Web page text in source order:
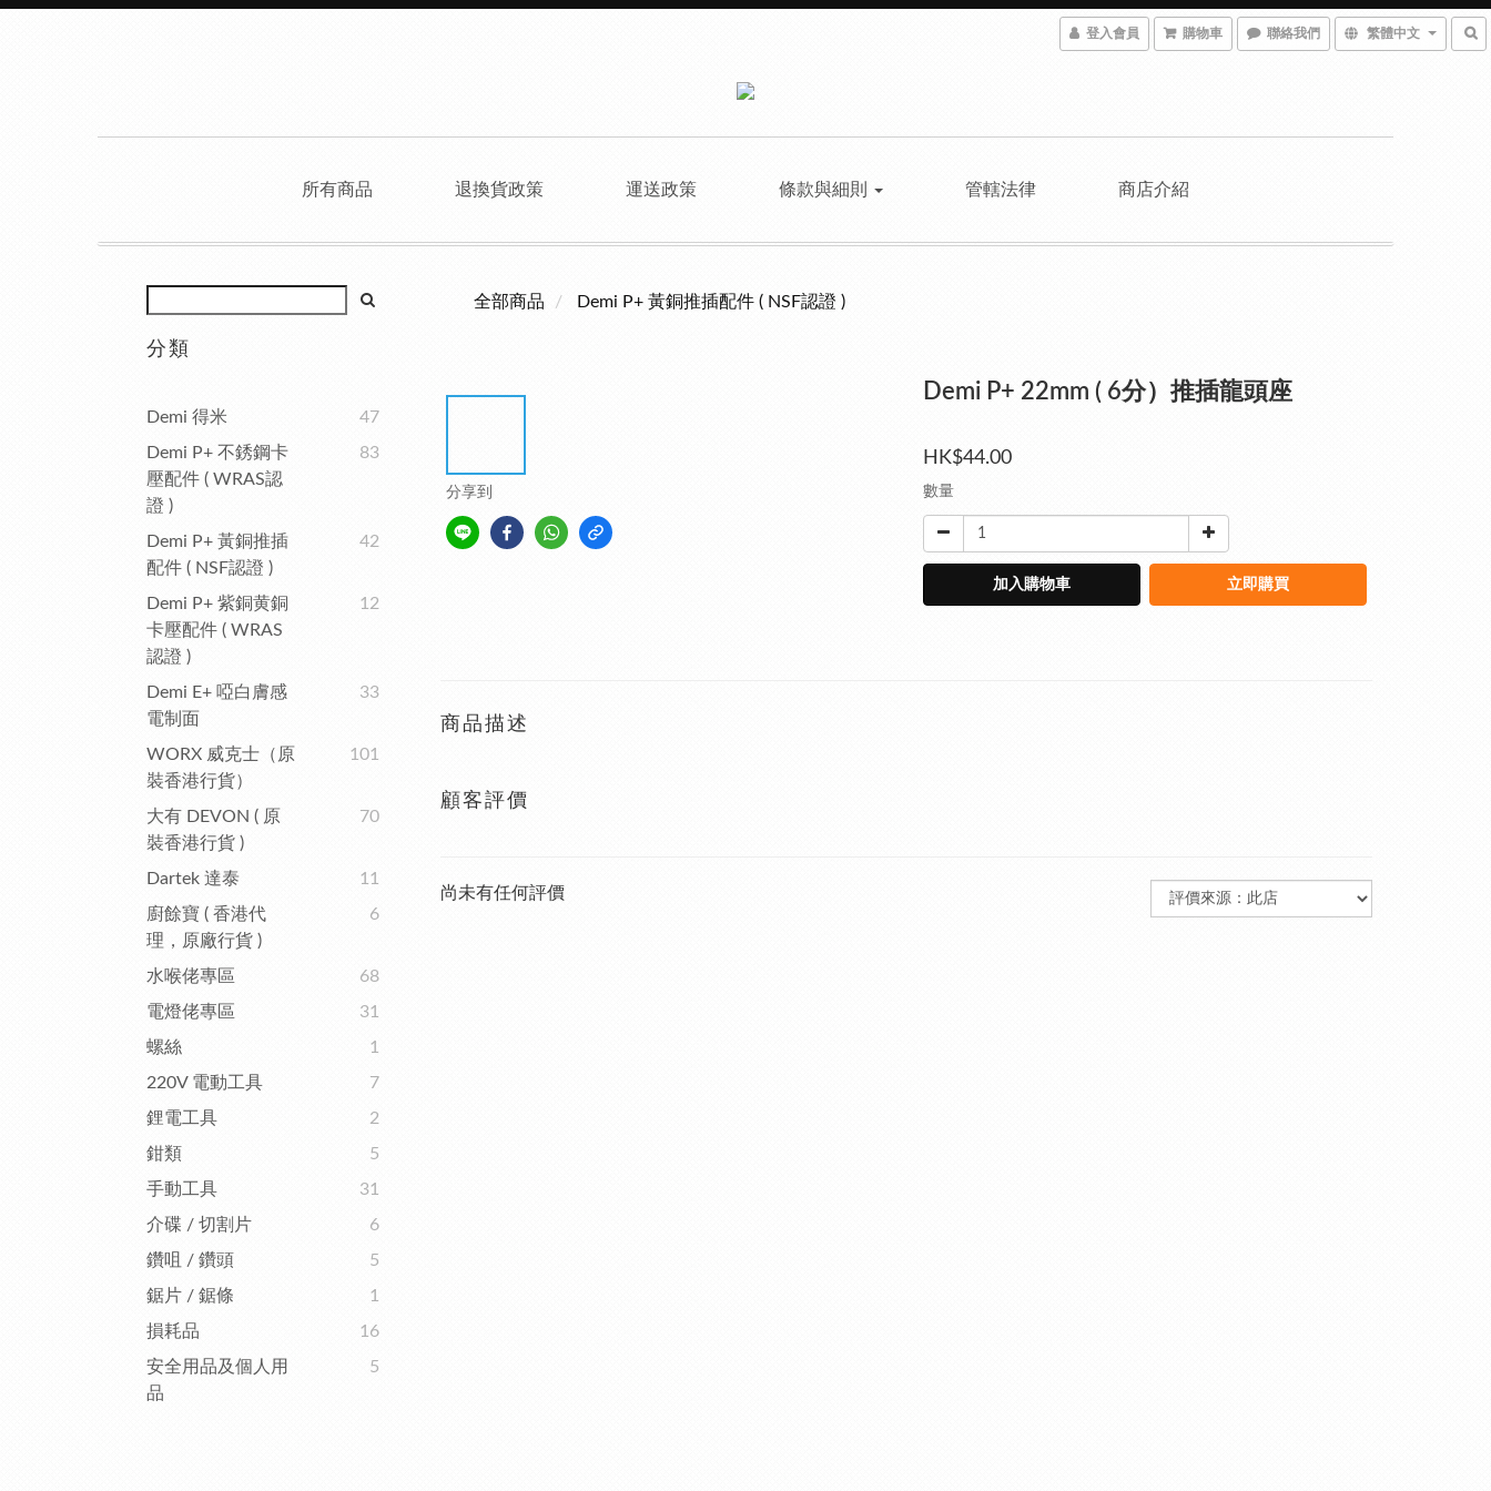
登入會員 購物車 聯絡我們 繁體中文
所有商品 退換貨政策 運送政策 條款與細則 管轄法律 商店介紹
分類
Demi 得米
47
Demi P+ 不銹鋼卡
壓配件 ( WRAS認
證 )
83
Demi P+ 黃銅推插
配件 ( NSF認證 )
42
Demi P+ 紫銅黄銅
卡壓配件 ( WRAS
認證 )
12
Demi E+ 啞白膚感
電制面
33
WORX 威克士（原
裝香港行貨）
101
大有 DEVON ( 原
裝香港行貨 )
70
Dartek 達泰
11
廚餘寶 ( 香港代
理，原廠行貨 )
6
水喉佬專區
68
電燈佬專區
31
螺絲
1
220V 電動工具
7
鋰電工具
2
鉗類
5
手動工具
31
介碟 / 切割片
6
鑽咀 / 鑽頭
5
鋸片 / 鋸條
1
損耗品
16
安全用品及個人用
品
5
全部商品 Demi P+ 黃銅推插配件 ( NSF認證 )
分享到
Demi P+ 22mm ( 6分）推插龍頭座
HK$44.00
數量
加入購物車 立即購買
商品描述
顧客評價
尚未有任何評價